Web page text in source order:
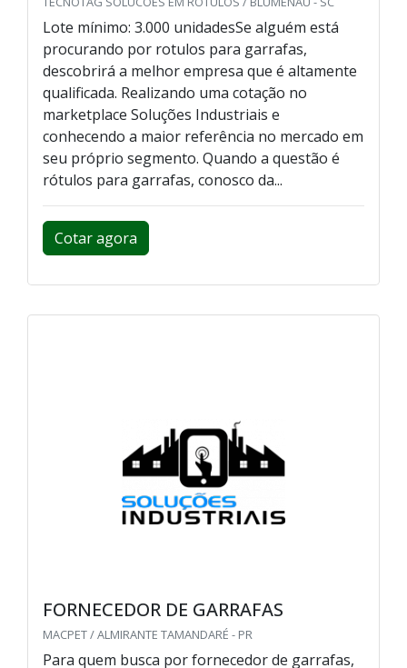
Lote mínimo: 3.000 unidadesSe alguém está
procurando por rotulos para garrafas,
descobrirá a melhor empresa que é altamente
qualificada. Realizando uma cotação no
marketplace Soluções Industriais e
conhecendo a maior referência no mercado em
seu próprio segmento. Quando a questão é
rótulos para garrafas, conosco da...
Cotar agora
FORNECEDOR DE GARRAFAS
MACPET / ALMIRANTE TAMANDARÉ - PR
Para quem busca por fornecedor de garrafas,